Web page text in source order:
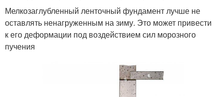
Мелкозаглубленный ленточный фундамент лучше не
оставлять ненагруженным на зиму. Это может привести
к его деформации под воздействием сил морозного
пучения